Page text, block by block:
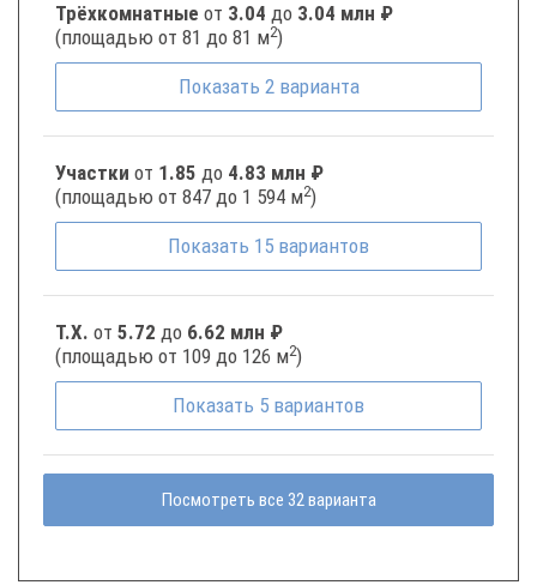
Трёхкомнатные от 3.04 до 3.04 млн ₽
(площадью от 81 до 81 м2)
Показать 2 варианта
Участки от 1.85 до 4.83 млн ₽
(площадью от 847 до 1 594 м2)
Показать 15 вариантов
Т.Х. от 5.72 до 6.62 млн ₽
(площадью от 109 до 126 м2)
Показать 5 вариантов
Посмотреть все 32 варианта